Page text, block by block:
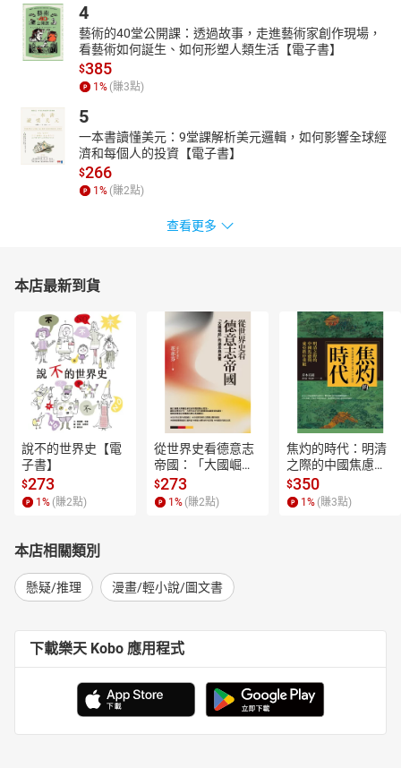
4
藝術的40堂公開課：透過故事，走進藝術家創作現場，
看藝術如何誕生、如何形塑人類生活【電子書】
$385
1% (賺3點)
5
一本書讀懂美元：9堂課解析美元邏輯，如何影響全球經
濟和每個人的投資【電子書】
$266
1% (賺2點)
查看更多
本店最新到貨
說不的世界史【電
子書】
$273
1 % (賺2點)
從世界史看德意志
帝國：「大國崛
起」的迷思與真實
【電子書】
$273
1 % (賺2點)
焦灼的時代：明清
之際的中國焦慮與
東亞秩序重組【電
子書】
$350
1 % (賺3點)
本店相關類別
懸疑/推理 漫畫/輕小說/圖文書
下載樂天 Kobo 應用程式